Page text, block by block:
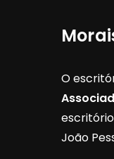
O
João